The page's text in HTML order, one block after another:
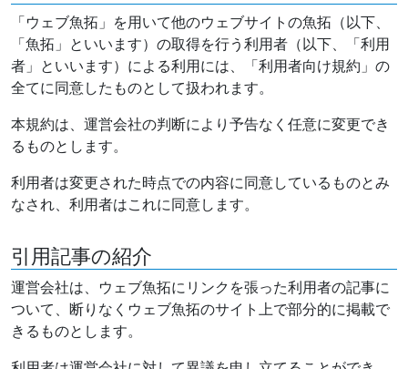
「ウェブ魚拓」を用いて他のウェブサイトの魚拓（以下、
「魚拓」といいます）の取得を行う利用者（以下、「利用
者」といいます）による利用には、「利用者向け規約」の
全てに同意したものとして扱われます。
本規約は、運営会社の判断により予告なく任意に変更でき
るものとします。
利用者は変更された時点での内容に同意しているものとみ
なされ、利用者はこれに同意します。
引用記事の紹介
運営会社は、ウェブ魚拓にリンクを張った利用者の記事に
ついて、断りなくウェブ魚拓のサイト上で部分的に掲載で
きるものとします。